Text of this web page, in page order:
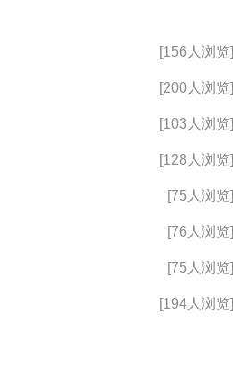
[156人浏览]
[200人浏览]
[103人浏览]
[128人浏览]
[75人浏览]
[76人浏览]
[75人浏览]
[194人浏览]